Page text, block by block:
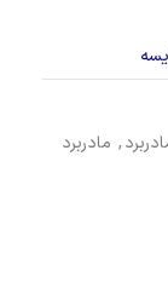
, مادربرد